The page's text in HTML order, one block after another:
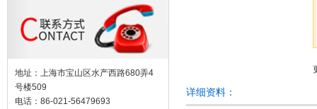
地址：上海市宝山区水产西路680弄4
号楼509
电话：86-021-56479693
详细资料：